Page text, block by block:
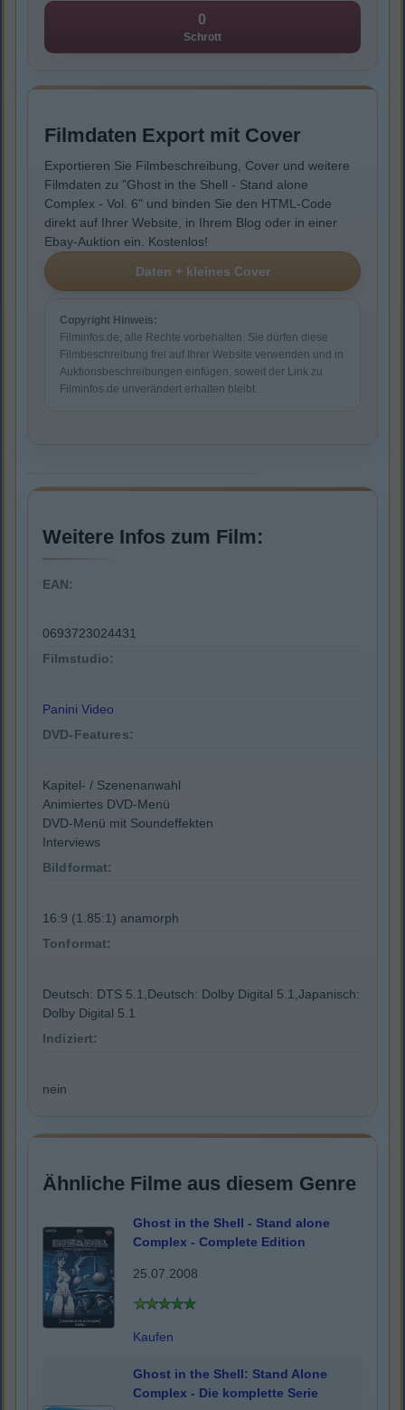
0
Schrott
Filmdaten Export mit Cover
Exportieren Sie Filmbeschreibung, Cover und weitere
Filmdaten zu "Ghost in the Shell - Stand alone
Complex - Vol. 6" und binden Sie den HTML-Code
direkt auf Ihrer Website, in Ihrem Blog oder in einer
Ebay-Auktion ein. Kostenlos!
Copyright Hinweis:
Filminfos.de, alle Rechte vorbehalten. Sie dürfen diese
Filmbeschreibung frei auf Ihrer Website verwenden und in
Auktionsbeschreibungen einfügen, soweit der Link zu
Filminfos.de unverändert erhalten bleibt.
Weitere Infos zum Film:
EAN:
0693723024431
Filmstudio:
Panini Video
DVD-Features:
Kapitel- / Szenenanwahl
Animiertes DVD-Menü
DVD-Menü mit Soundeffekten
Interviews
Bildformat:
16:9 (1.85:1) anamorph
Tonformat:
Deutsch: DTS 5.1,Deutsch: Dolby Digital 5.1,Japanisch:
Dolby Digital 5.1
Indiziert:
nein
Ähnliche Filme aus diesem Genre
Ghost in the Shell - Stand alone
Complex - Complete Edition
25.07.2008
Kaufen
Ghost in the Shell: Stand Alone
Complex - Die komplette Serie